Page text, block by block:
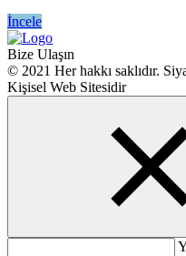
İncele
Bize Ulaşın
© 2021 Her hakkı saklıdır.
Kişisel Web Sitesidir